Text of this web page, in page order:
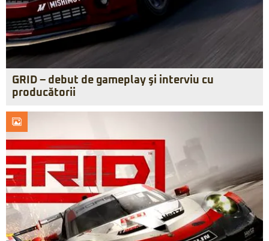
GRID – debut de gameplay şi interviu cu
producătorii